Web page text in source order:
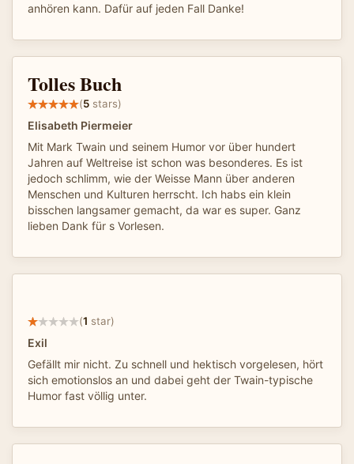
anhören kann. Dafür auf jeden Fall Danke!
Tolles Buch
(5 stars)
Elisabeth Piermeier
Mit Mark Twain und seinem Humor vor über hundert
Jahren auf Weltreise ist schon was besonderes. Es ist
jedoch schlimm, wie der Weisse Mann über anderen
Menschen und Kulturen herrscht. Ich habs ein klein
bisschen langsamer gemacht, da war es super. Ganz
lieben Dank für s Vorlesen.
(1 star)
Exil
Gefällt mir nicht. Zu schnell und hektisch vorgelesen, hört
sich emotionslos an und dabei geht der Twain-typische
Humor fast völlig unter.